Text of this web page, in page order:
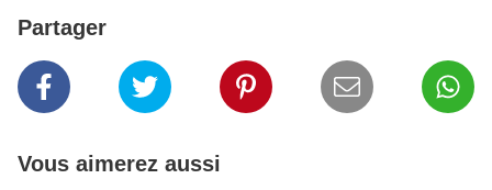
Partager
Vous aimerez aussi